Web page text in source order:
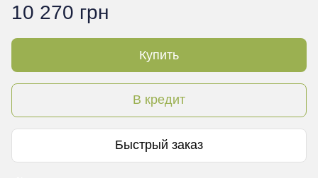
10 270 грн
Купить
В кредит
Быстрый заказ